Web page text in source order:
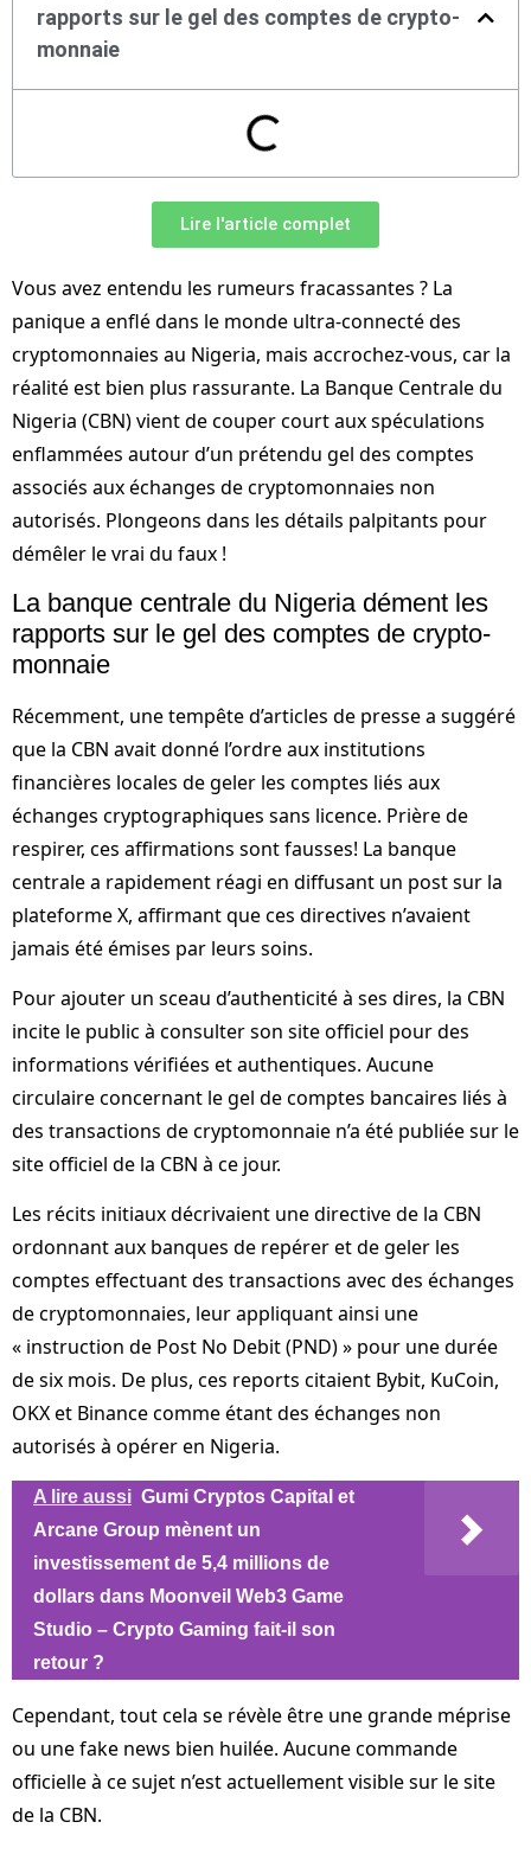
rapports sur le gel des comptes de crypto-
monnaie
Lire l'article complet
Vous avez entendu les rumeurs fracassantes ? La
panique a enflé dans le monde ultra-connecté des
cryptomonnaies au Nigeria, mais accrochez-vous, car la
réalité est bien plus rassurante. La Banque Centrale du
Nigeria (CBN) vient de couper court aux spéculations
enflammées autour d’un prétendu gel des comptes
associés aux échanges de cryptomonnaies non
autorisés. Plongeons dans les détails palpitants pour
démêler le vrai du faux !
La banque centrale du Nigeria dément les
rapports sur le gel des comptes de crypto-
monnaie
Récemment, une tempête d’articles de presse a suggéré
que la CBN avait donné l’ordre aux institutions
financières locales de geler les comptes liés aux
échanges cryptographiques sans licence. Prière de
respirer, ces affirmations sont fausses! La banque
centrale a rapidement réagi en diffusant un post sur la
plateforme X, affirmant que ces directives n’avaient
jamais été émises par leurs soins.
Pour ajouter un sceau d’authenticité à ses dires, la CBN
incite le public à consulter son site officiel pour des
informations vérifiées et authentiques. Aucune
circulaire concernant le gel de comptes bancaires liés à
des transactions de cryptomonnaie n’a été publiée sur le
site officiel de la CBN à ce jour.
Les récits initiaux décrivaient une directive de la CBN
ordonnant aux banques de repérer et de geler les
comptes effectuant des transactions avec des échanges
de cryptomonnaies, leur appliquant ainsi une
« instruction de Post No Debit (PND) » pour une durée
de six mois. De plus, ces reports citaient Bybit, KuCoin,
OKX et Binance comme étant des échanges non
autorisés à opérer en Nigeria.
A lire aussi Gumi Cryptos Capital et
Arcane Group mènent un
investissement de 5,4 millions de
dollars dans Moonveil Web3 Game
Studio – Crypto Gaming fait-il son
retour ?
Cependant, tout cela se révèle être une grande méprise
ou une fake news bien huilée. Aucune commande
officielle à ce sujet n’est actuellement visible sur le site
de la CBN.